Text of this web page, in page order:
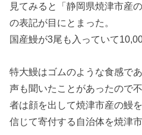
見てみると「静岡県焼津市産
の表記が目にとまった。
国産鰻が3尾も入っていて
特大鰻はゴムのような食感で
声も聞いたことがあったので
者は顔を出して焼津市産の鰻
信じて寄付する自治体を焼津